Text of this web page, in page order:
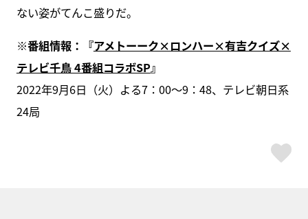
ない姿がてんこ盛りだ。
※番組情報：『アメトーーク×ロンハー×有吉クイズ×
テレビ千鳥 4番組コラボSP』
2022年9月6日（火）よる7：00～9：48、テレビ朝日系
24局